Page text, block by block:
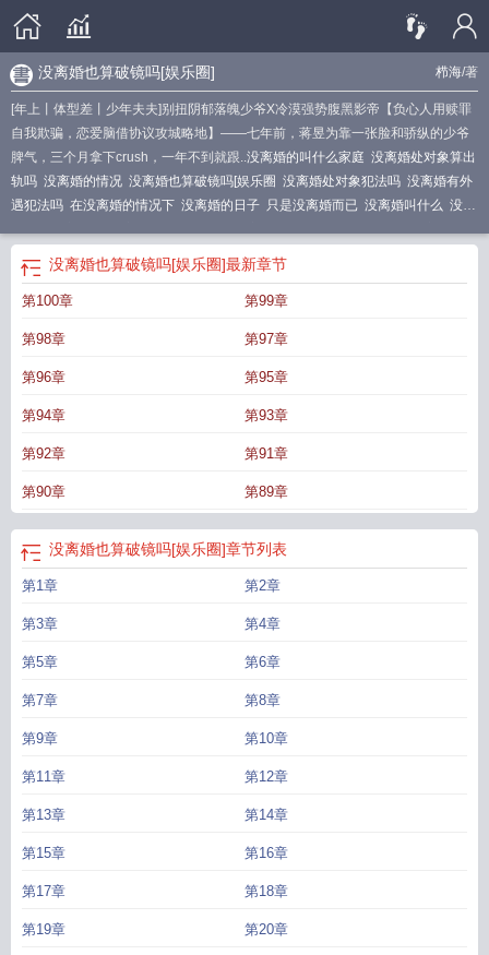
栉海/著
没离婚也算破镜吗[娱乐圈]
[年上丨体型差丨少年夫夫]别扭阴郁落魄少爷X冷漠强势腹黑影帝【负心人用赎罪
自我欺骗，恋爱脑借协议攻城略地】——七年前，蒋昱为靠一张脸和骄纵的少爷
脾气，三个月拿下crush，一年不到就跟..没离婚的叫什么家庭 没离婚处对象算出
轨吗 没离婚的情况 没离婚也算破镜吗[娱乐圈 没离婚处对象犯法吗 没离婚有外
遇犯法吗 在没离婚的情况下 没离婚的日子 只是没离婚而已 没离婚叫什么 没离
离婚能谈恋爱吗
没离婚的两个人在一起算重婚吗?
而已
没离婚出轨了有什么后果 没离婚出轨违法吗
轨会被判刑吗
没离婚出轨的话会受到什么处理
没离婚也算破镜吗[娱乐圈]最新章节
第100章 第99章
第98章 第97章
第96章 第95章
第94章 第93章
第92章 第91章
第90章 第89章
没离婚也算破镜吗[娱乐圈]章节列表
第1章 第2章
第3章 第4章
第5章 第6章
第7章 第8章
第9章 第10章
第11章 第12章
第13章 第14章
第15章 第16章
第17章 第18章
第19章 第20章